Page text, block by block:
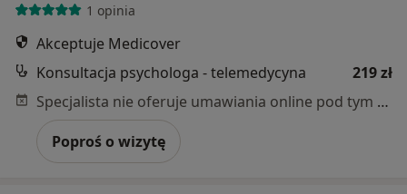
1 opinia
Akceptuje Medicover
Konsultacja psychologa - telemedycyna
219 zł
Specjalista nie oferuje umawiania online pod tym adresem.
Poproś o wizytę